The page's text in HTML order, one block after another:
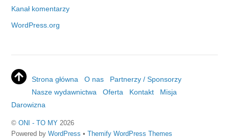
Kanał komentarzy
WordPress.org
Strona główna O nas
Partnerzy / Sponsorzy
Nasze wydawnictwa
Oferta Kontakt
Misja
Darowizna
©ONI - TO MY 2026
Powered byWordPress •Themify WordPress Themes